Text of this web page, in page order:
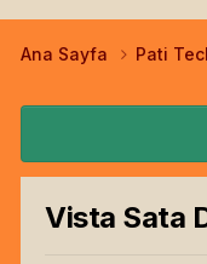
Ana Sayfa Pati
Vista Sata